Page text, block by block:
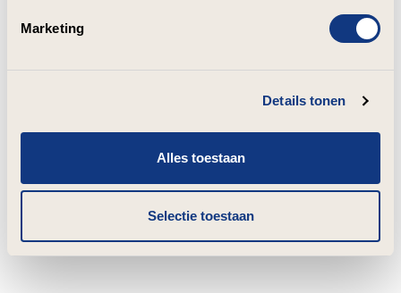
Marketing
Details tonen
Alles toestaan
Selectie toestaan